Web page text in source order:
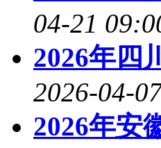
04-21
2026年四
2026-04-
2026年安